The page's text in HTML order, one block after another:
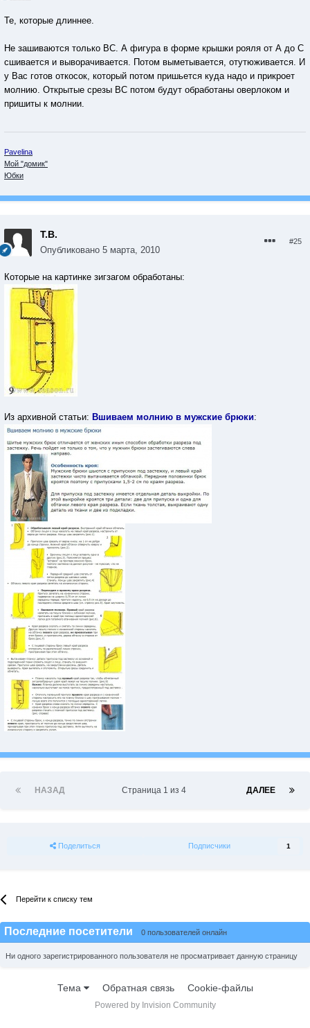
Те, которые длиннее.
Не зашиваются только ВС. А фигура в форме крышки рояля от А до С
сшивается и выворачивается. Потом выметывается, отутюживается. И
у Вас готов откосок, который потом пришьется куда надо и прикроет
молнию. Открытые срезы ВС потом будут обработаны оверлоком и
пришиты к молнии.
Pavelina
Мой "домик"
Юбки
Т.В.
Опубликовано 5 марта, 2010
#25
Которые на картинке зигзагом обработаны:
Из архивной статьи: Вшиваем молнию в мужские брюки:
НАЗАД ДАЛЕЕ
Страница 1 из 4
Поделиться Подписчики 1
Перейти к списку тем
Последние посетители 0 пользователей онлайн
Ни одного зарегистрированного пользователя не просматривает данную страницу
Тема Обратная связь Cookie-файлы
Powered by Invision Community